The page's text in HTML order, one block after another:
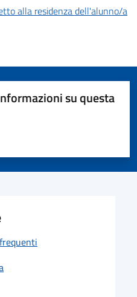
alla residenza dell'alunno/a
su questa
su 5
5